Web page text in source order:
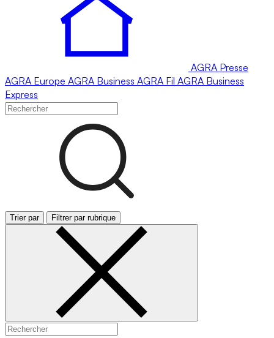
AGRA Presse
AGRA Europe AGRA Business AGRA Fil AGRA Business
Express
Trier par Filtrer par rubrique